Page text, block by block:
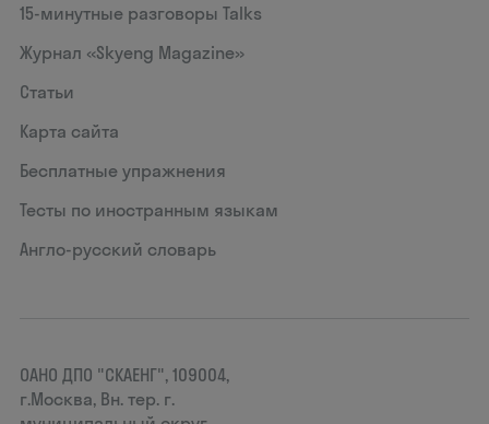
15‑минутные разговоры Talks
Журнал «Skyeng Magazine»
Статьи
Карта сайта
Бесплатные упражнения
Тесты по иностранным языкам
Англо-русский словарь
ОАНО ДПО "СКАЕНГ", 109004,
г.Москва, Вн. тер. г.